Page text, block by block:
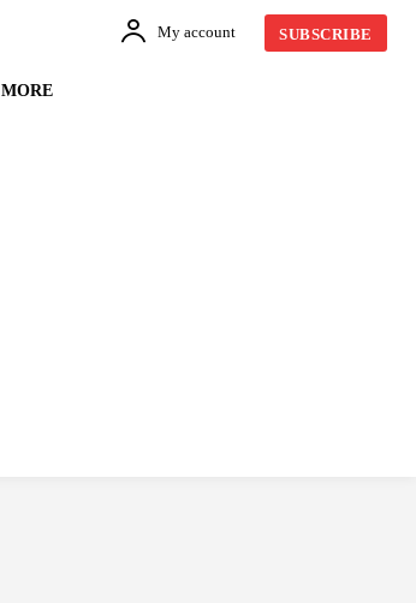
My account SUBSCRIBE
MORE